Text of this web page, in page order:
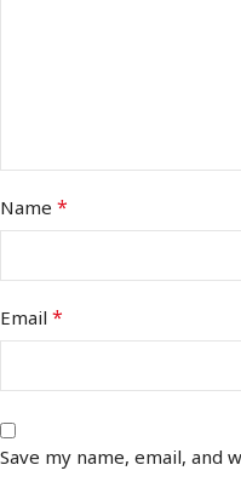
Name *
Email *
Save my name, email,